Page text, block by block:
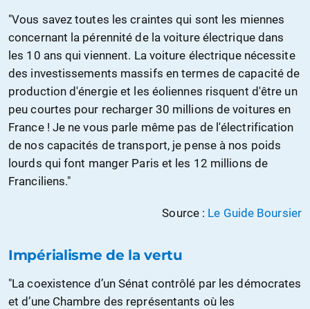
"Vous savez toutes les craintes qui sont les miennes
concernant la pérennité de la voiture électrique dans
les 10 ans qui viennent. La voiture électrique nécessite
des investissements massifs en termes de capacité de
production d'énergie et les éoliennes risquent d'être un
peu courtes pour recharger 30 millions de voitures en
France ! Je ne vous parle même pas de l'électrification
de nos capacités de transport, je pense à nos poids
lourds qui font manger Paris et les 12 millions de
Franciliens."
Source : Le Guide Boursier
Impérialisme de la vertu
"La coexistence d’un Sénat contrôlé par les démocrates
et d’une Chambre des représentants où les